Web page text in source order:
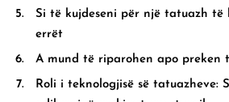
Si të kujdeseni për një tatuazh të
errët
A mund të riparohen apo preken
Roli i teknologjisë së tatuazheve: